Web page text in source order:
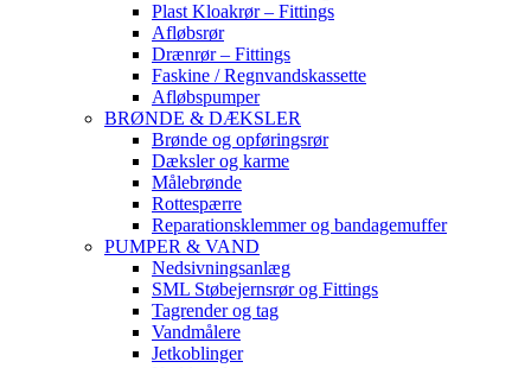
Plast Kloakrør – Fittings
Afløbsrør
Drænrør – Fittings
Faskine / Regnvandskassette
Afløbspumper
BRØNDE & DÆKSLER
Brønde og opføringsrør
Dæksler og karme
Målebrønde
Rottespærre
Reparationsklemmer og bandagemuffer
PUMPER & VAND
Nedsivningsanlæg
SML Støbejernsrør og Fittings
Tagrender og tag
Vandmålere
Jetkoblinger